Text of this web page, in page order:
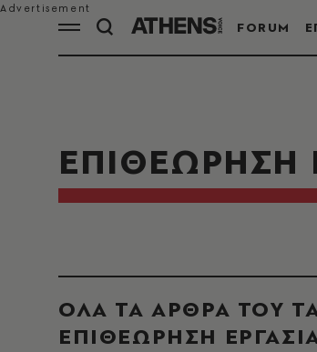
FORUM
ΕΠΙΘΕΩΡΗΣΗ
ΟΛΑ ΤΑ ΑΡΘΡΑ ΤΟΥ
ΕΠΙΘΕΩΡΗΣΗ